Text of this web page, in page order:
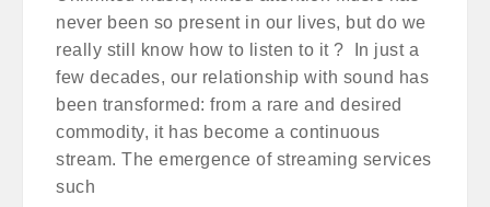
never been so present in our lives, but do we
really still know how to listen to it ? In just a
few decades, our relationship with sound has
been transformed: from a rare and desired
commodity, it has become a continuous
stream. The emergence of streaming services
such